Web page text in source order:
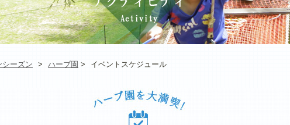
シーズン > ハーブ園 > イベントスケジュール